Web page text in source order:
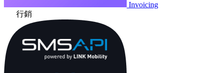
Invoicing
行銷